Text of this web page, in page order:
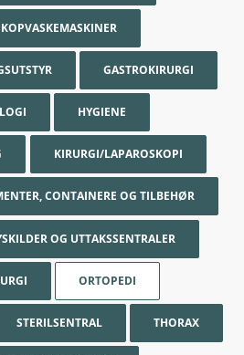
GASTROKIRURGI
HYGIENE
KIRURGI/LAPAROSKOPI
CONTAINERE OG TILBEHØR
OG UTTAKSSENTRALER
ORTOPEDI
STERILSENTRAL THORAX